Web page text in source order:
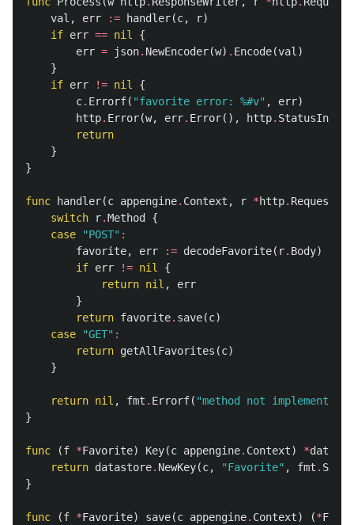
val , err := handler(c, r)
if err == nil
{
err = json. NewEncoder(w) . Encode(val )
}
if err != nil
{
c. Errorf( "favorite error: %#v" , err)
http. Error(w, err. Error(), http.
return
}
}
func handler(c appengine. Context , r *http. Request
switch
r.Method
{
case
"POST" :
favorite, err := decodeFavorite( r. Body)
if err != nil
{
return nil ,
err
}
return favorite. save(c)
case
"GET" :
return getAllFavorites (c)
}
return nil , fmt . Errorf( "method not implemented"
}
func (f *Favorite) Key(c appengine. Context) *
return datastore. NewKey(c, "Favorite" , fmt .
}
func (f *Favorite) save(c appengine. Context) (*